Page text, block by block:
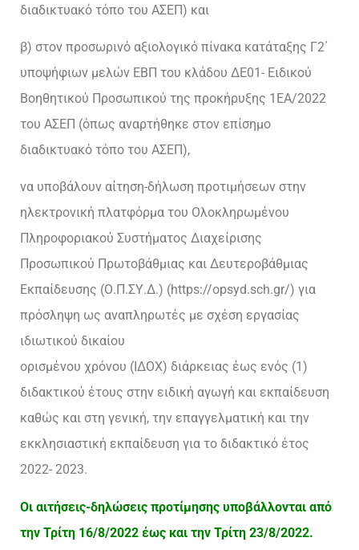
διαδικτυακό τόπο του ΑΣΕΠ) και
β) στον προσωρινό αξιολογικό πίνακα κατάταξης Γ2΄
υποψήφιων μελών ΕΒΠ του κλάδου ΔΕ01- Ειδικού
Βοηθητικού Προσωπικού της προκήρυξης 1ΕΑ/2022
του ΑΣΕΠ (όπως αναρτήθηκε στον επίσημο
διαδικτυακό τόπο του ΑΣΕΠ),
να υποβάλουν αίτηση-δήλωση προτιμήσεων στην
ηλεκτρονική πλατφόρμα του Ολοκληρωμένου
Πληροφοριακού Συστήματος Διαχείρισης
Προσωπικού Πρωτοβάθμιας και Δευτεροβάθμιας
Εκπαίδευσης (Ο.Π.ΣΥ.Δ.) (https://opsyd.sch.gr/) για
πρόσληψη ως αναπληρωτές με σχέση εργασίας
ιδιωτικού δικαίου
ορισμένου χρόνου (ΙΔΟΧ) διάρκειας έως ενός (1)
διδακτικού έτους στην ειδική αγωγή και εκπαίδευση
καθώς και στη γενική, την επαγγελματική και την
εκκλησιαστική εκπαίδευση για το διδακτικό έτος
2022- 2023.
Οι αιτήσεις-δηλώσεις προτίμησης υποβάλλονται από
την Τρίτη 16/8/2022 έως και την Τρίτη 23/8/2022.